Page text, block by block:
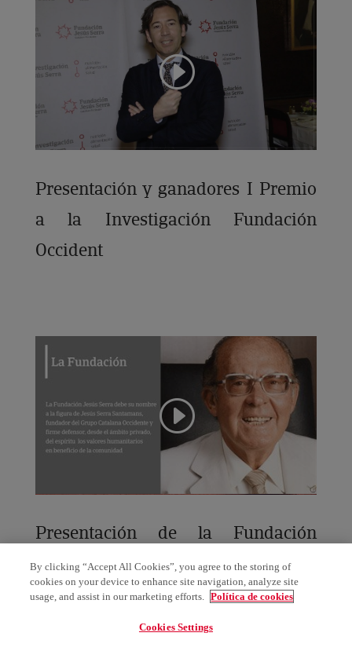
Presentación y ganadores I Premio
a la Investigación Fundación
Occident
Presentación de la Fundación
Occident
By clicking “Accept All Cookies”, you agree to the storing of
cookies on your device to enhance site navigation, analyze site
usage, and assist in our marketing efforts. Política de cookies
Cookies Settings